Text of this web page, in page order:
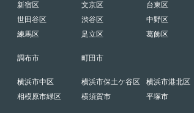
新宿区 文京区 台東区
世田谷区 渋谷区 中野区
練馬区 足立区 葛飾区
調布市 町田市
横浜市中区 横浜市保土ケ谷区 横浜市港北区
相模原市緑区 横須賀市 平塚市